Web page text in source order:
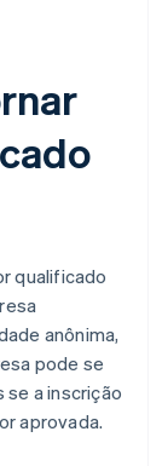
qualificado
anônima,
pode se
a inscrição
aprovada.